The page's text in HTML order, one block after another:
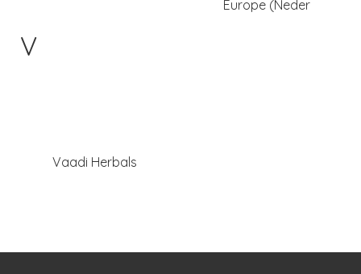
Europe (Neder
V
Vaadi Herbals